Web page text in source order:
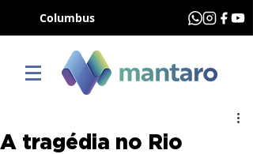
Columbus
A tragédia no Rio